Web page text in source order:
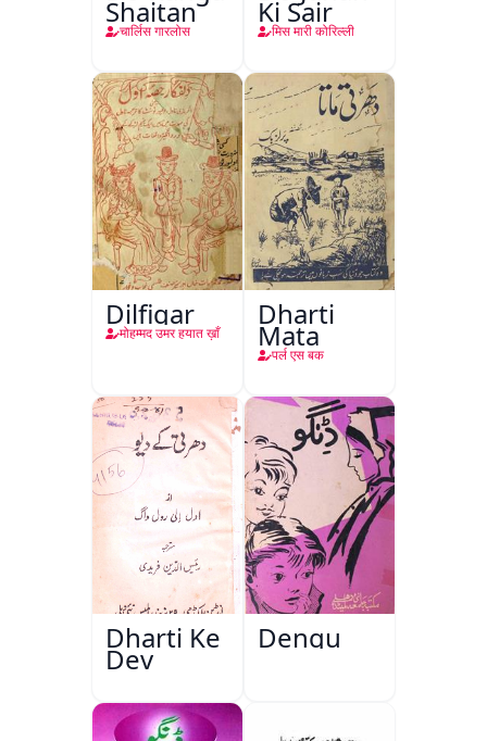
Shaitan
चार्लिस गारलोस
Ki Sair
मिस मारी कोरिल्ली
Dilfigar
मोहम्मद उमर हयात ख़ाँ
Dharti
Mata
पर्ल एस बक
Dharti Ke
Dev
Dengu